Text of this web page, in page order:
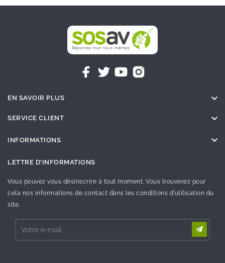
EN SAVOIR PLUS 
SERVICE CLIENT 
INFORMATIONS 
LETTRE D'INFORMATIONS
Vous pouvez vous désinscrire à tout moment. Vous trouverez pour
cela nos informations de contact dans les conditions d'utilisation du
site.